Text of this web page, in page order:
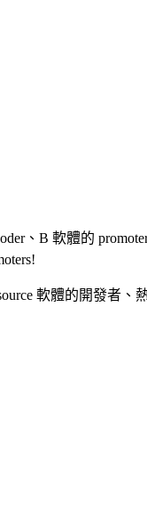
、B 軟體的
軟體的開發者、